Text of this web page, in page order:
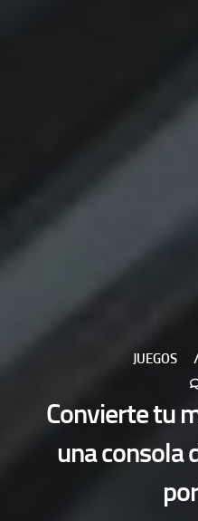
JUEGOS /
Convierte tu
una consola